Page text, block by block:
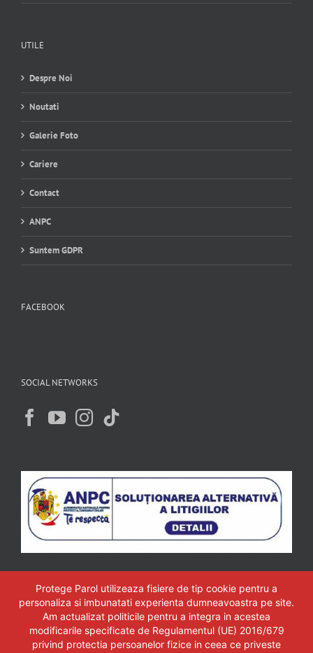
UTILE
Despre Noi
Noutati
Galerie Foto
Cariere
Contact
ANPC
Suntem GDPR
FACEBOOK
SOCIAL NETWORKS
Protege Parol utilizeaza fisiere de tip cookie pentru a
personaliza si imbunatati experienta dumneavoastra pe site.
Am actualizat politicile pentru a integra in acestea
modificarile specificate de Regulamentul (UE) 2016/679
privind protectia persoanelor fizice in ceea ce priveste